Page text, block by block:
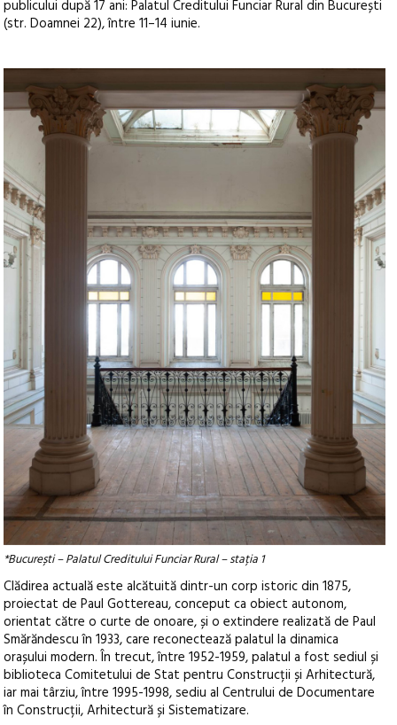
publicului după 17 ani: Palatul Creditului Funciar Rural din București
(str. Doamnei 22), între 11–14 iunie.
*București – Palatul Creditului Funciar Rural – stația 1
Clădirea actuală este alcătuită dintr-un corp istoric din 1875,
proiectat de Paul Gottereau, conceput ca obiect autonom,
orientat către o curte de onoare, și o extindere realizată de Paul
Smărăndescu în 1933, care reconectează palatul la dinamica
orașului modern. În trecut, între 1952-1959, palatul a fost sediul și
biblioteca Comitetului de Stat pentru Construcții și Arhitectură,
iar mai târziu, între 1995-1998, sediu al Centrului de Documentare
în Construcții, Arhitectură și Sistematizare.